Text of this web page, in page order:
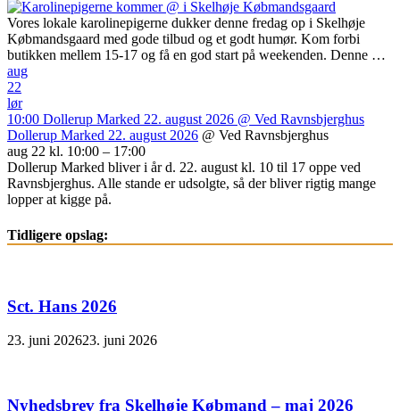
Vores lokale karolinepigerne dukker denne fredag op i Skelhøje
Købmandsgaard med gode tilbud og et godt humør. Kom forbi
butikken mellem 15-17 og få en god start på weekenden. Denne …
aug
22
lør
10:00 Dollerup Marked 22. august 2026 @ Ved Ravnsbjerghus
Dollerup Marked 22. august 2026 @ Ved Ravnsbjerghus
aug 22 kl. 10:00 – 17:00
Dollerup Marked bliver i år d. 22. august kl. 10 til 17 oppe ved
Ravnsbjerghus. Alle stande er udsolgte, så der bliver rigtig mange
lopper at kigge på.
Tidligere opslag:
Sct. Hans 2026
23. juni 202623. juni 2026
Nyhedsbrev fra Skelhøje Købmand – maj 2026